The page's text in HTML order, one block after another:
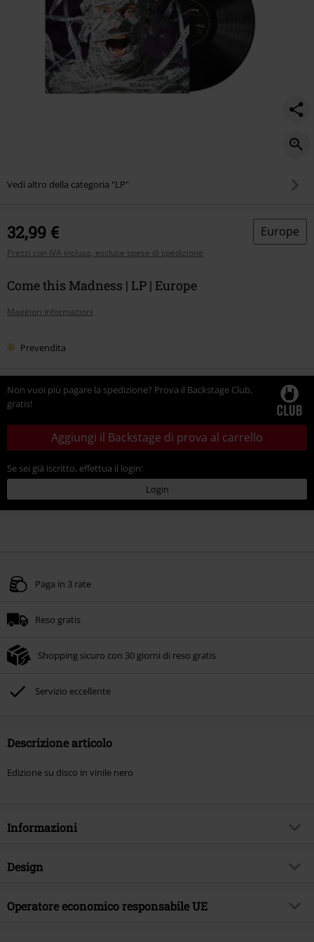
Vedi altro della categoria "LP"
32,99 €
Prezzi con IVA inclusa, escluse spese di spedizione
Europe
Come this Madness | LP | Europe
Maggiori informazioni
Prevendita
Non vuoi più pagare la spedizione? Prova il Backstage Club,
gratis!
Aggiungi il Backstage di prova al carrello
Se sei già iscritto, effettua il login:
Login
Paga in 3 rate
Reso gratis
Shopping sicuro con 30 giorni di reso gratis
Servizio eccellente
Descrizione articolo
Edizione su disco in vinile nero
Informazioni
Codice articolo
Genere Musicale
Hard Rock
Design
Tipologia prodotto
LP
Operatore economico responsabile UE